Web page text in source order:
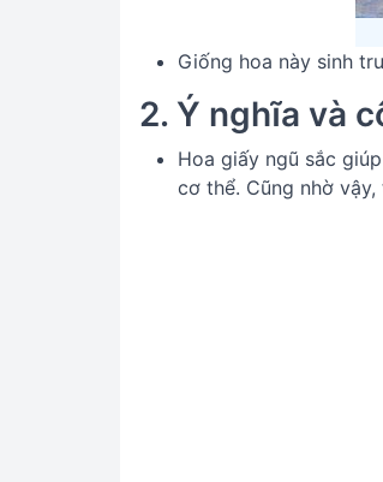
Giống hoa này sinh
2. Ý nghĩa và
Hoa giấy ngũ sắc
cơ thể. Cũng nhờ